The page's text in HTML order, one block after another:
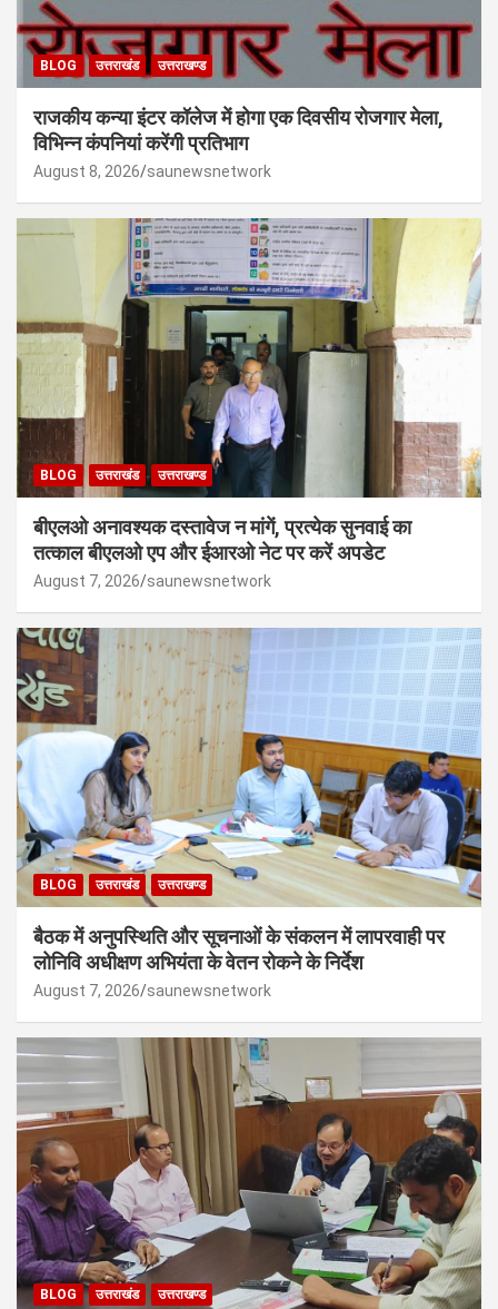
BLOG उत्तराखंड उत्तराखण्ड
राजकीय कन्या इंटर कॉलेज में होगा एक दिवसीय रोजगार मेला,
विभिन्न कंपनियां करेंगी प्रतिभाग
August 8, 2026 saunewsnetwork
BLOG उत्तराखंड उत्तराखण्ड
बीएलओ अनावश्यक दस्तावेज न मांगें, प्रत्येक सुनवाई का
तत्काल बीएलओ एप और ईआरओ नेट पर करें अपडेट
August 7, 2026 saunewsnetwork
BLOG उत्तराखंड उत्तराखण्ड
बैठक में अनुपस्थिति और सूचनाओं के संकलन में लापरवाही पर
लोनिवि अधीक्षण अभियंता के वेतन रोकने के निर्देश
August 7, 2026 saunewsnetwork
BLOG उत्तराखंड उत्तराखण्ड